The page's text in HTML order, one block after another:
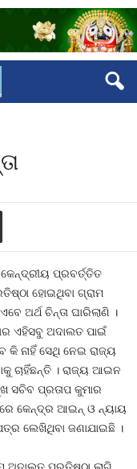
ପ୍ରବର୍ତ୍ତିତ
ହୋଇଥିବା ଗ୍ରାମ
ଅର୍ଥ ଚିନ୍ତା ଘାରିଲାଣି ।
ଏହିସବୁ ଅଦାଲତ ପାଇଁ
କି ନାହିଁ ସେଥି ନେଇ ରାଜ୍ୟ
ଚାହିଁଛନ୍ତି । ରାଜ୍ୟ ଆଇନ
ସଚିବ ପ୍ରତାପ କୁମାର
କେନ୍ଦ୍ର ଆଇନ୍‍ ଓ ନ୍ୟାୟ
ଲେଖିଥିବା ଜଣାଯାଇଛି ।